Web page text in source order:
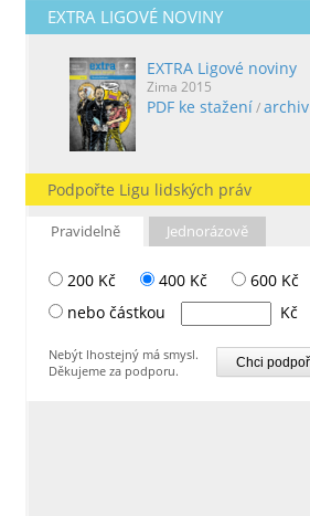
EXTRA LIGOVÉ NOVINY
EXTRA Ligové noviny
Zima 2015
PDF ke stažení/archiv
Podpořte Ligu lidských práv
Pravidelně
200 Kč 400 Kč
600 Kč
nebo částkou
Kč
Nebýt lhostejný má smysl.
Děkujeme za podporu.
Jednorázově